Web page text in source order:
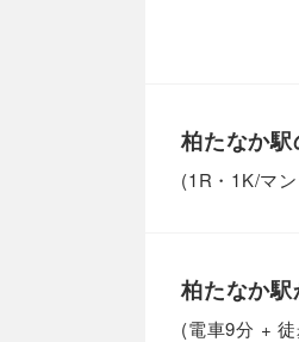
柏たなか
(1R・1K/マ
柏たなか
(電車9分 +